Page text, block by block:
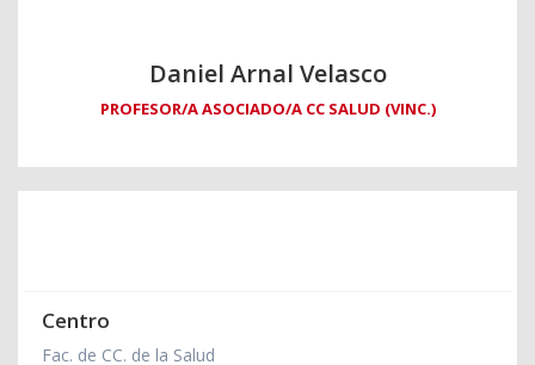
Daniel Arnal Velasco
PROFESOR/A ASOCIADO/A CC SALUD (VINC.)
Centro
Fac. de CC. de la Salud